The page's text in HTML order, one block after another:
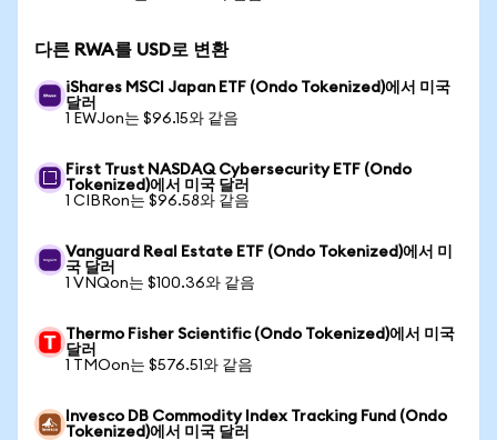
다른 RWA를 USD로 변환
iShares MSCI Japan ETF (Ondo Tokenized)에서 미국
달러
1 EWJon는 $96.15와 같음
First Trust NASDAQ Cybersecurity ETF (Ondo
Tokenized)에서 미국 달러
1 CIBRon는 $96.58와 같음
Vanguard Real Estate ETF (Ondo Tokenized)에서 미
국 달러
1 VNQon는 $100.36와 같음
Thermo Fisher Scientific (Ondo Tokenized)에서 미국
달러
1 TMOon는 $576.51와 같음
Invesco DB Commodity Index Tracking Fund (Ondo
Tokenized)에서 미국 달러